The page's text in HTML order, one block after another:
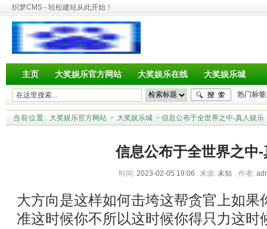
织梦CMS - 轻松建站从此开始！
主页 大奖娱乐官方网站 大奖娱乐在线 大奖娱乐城
热门标
当前位置: 大奖娱乐官方网站 > 大奖娱乐城 > 信息公布于全世界之中-真人娱乐
信息公布于全世界之中
时间: 2023-02-05 19:06 来源: 未知 作者:
大方向是这样如何击垮这帮贪官上如果
准这时候你不所以这时候你得只力这时